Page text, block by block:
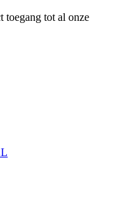
tot al onze